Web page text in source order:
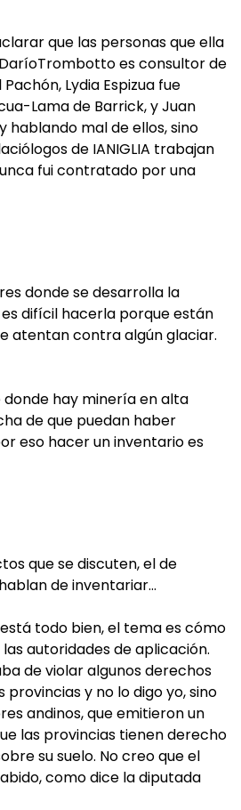
que las personas que ella
es consultor de
Lydia Espizua fue
Lama de Barrick, y Juan
hablando mal de ellos, sino
de IANIGLIA trabajan
fui contratado por una
donde se desarrolla la
difícil hacerla porque están
atentan contra algún glaciar.
hay minería en alta
de que puedan haber
eso hacer un inventario es
que se discuten, el de
de inventariar…
todo bien, el tema es cómo
autoridades de aplicación.
de violar algunos derechos
provincias y no lo digo yo, sino
andinos, que emitieron un
las provincias tienen derecho
su suelo. No creo que el
como dice la diputada